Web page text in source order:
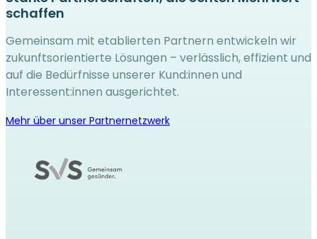
schaffen
Gemeinsam mit etablierten Partnern entwickeln wir
zukunftsorientierte Lösungen – verlässlich, effizient und
auf die Bedürfnisse unserer Kund:innen und
Interessent:innen ausgerichtet.
Mehr über unser Partnernetzwerk